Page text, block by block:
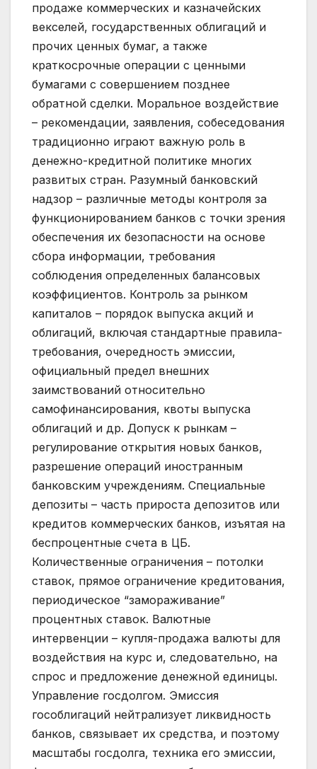
продаже коммерческих и казначейских
векселей, государственных облигаций и
прочих ценных бумаг, а также
краткосрочные операции с ценными
бумагами с совершением позднее
обратной сделки. Моральное воздействие
– рекомендации, заявления, собеседования
традиционно играют важную роль в
денежно-кредитной политике многих
развитых стран. Разумный банковский
надзор – различные методы контроля за
функционированием банков с точки зрения
обеспечения их безопасности на основе
сбора информации, требования
соблюдения определенных балансовых
коэффициентов. Контроль за рынком
капиталов – порядок выпуска акций и
облигаций, включая стандартные правила-
требования, очередность эмиссии,
официальный предел внешних
заимствований относительно
самофинансирования, квоты выпуска
облигаций и др. Допуск к рынкам –
регулирование открытия новых банков,
разрешение операций иностранным
банковским учреждениям. Специальные
депозиты – часть прироста депозитов или
кредитов коммерческих банков, изъятая на
беспроцентные счета в ЦБ.
Количественные ограничения – потолки
ставок, прямое ограничение кредитования,
периодическое “замораживание”
процентных ставок. Валютные
интервенции – купля-продажа валюты для
воздействия на курс и, следовательно, на
спрос и предложение денежной единицы.
Управление госдолгом. Эмиссия
гособлигаций нейтрализует ликвидность
банков, связывает их средства, и поэтому
масштабы госдолга, техника его эмиссии,